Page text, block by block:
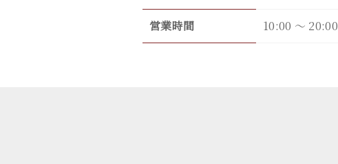
営業時間 10:00 〜 20:00